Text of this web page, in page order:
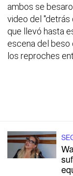
ambos se
video del
que llevó hasta
escena del beso
los reproches